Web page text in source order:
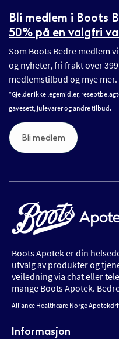
Bli medlem i Boots
50% på en valgfri
Som Boots Bedre medlem
og nyheter, fri frakt over
medlemstilbud og mye mer.
*Gjelder ikke legemidler,
gavesett, julevarer og andre tilbud.
Bli medlem
Boots Apotek er din
utvalg av produkter og
veiledning via chat eller
mange Boots Apotek.
Alliance Healthcare Norge
Informasjon